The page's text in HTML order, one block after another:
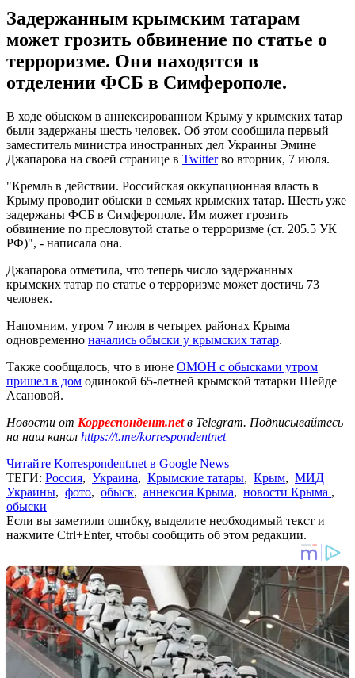
Задержанным крымским татарам
может грозить обвинение по статье о
терроризме. Они находятся в
отделении ФСБ в Симферополе.
В ходе обыском в аннексированном Крыму у крымских татар
были задержаны шесть человек. Об этом сообщила первый
заместитель министра иностранных дел Украины Эмине
Джапарова на своей странице в Twitterво вторник, 7 июля.
"Кремль в действии. Российская оккупационная власть в
Крыму проводит обыски в семьях крымских татар. Шесть уже
задержаны ФСБ в Симферополе. Им может грозить
обвинение по пресловутой статье о терроризме (ст. 205.5 УК
РФ)", - написала она.
Джапарова отметила, что теперь число задержанных
крымских татар по статье о терроризме может достичь 73
человек.
Напомним, утром 7 июля в четырех районах Крыма
одновременно начались обыски у крымских татар.
Также сообщалось, что в июне ОМОН с обысками утром
пришел в дом одинокой 65-летней крымской татарки Шейде
Асановой.
Новости от Корреспондент.netв Telegram. Подписывайтесь
на наш канал https://t.me/korrespondentnet
Читайте Korrespondent.net в Google News
ТЕГИ: Россия, Украина, Крымские татары, Крым, МИД
Украины, фото, обыск, аннексия Крыма, новости Крыма ,
обыски
Если вы заметили ошибку, выделите необходимый текст и
нажмите Ctrl+Enter, чтобы сообщить об этом редакции.